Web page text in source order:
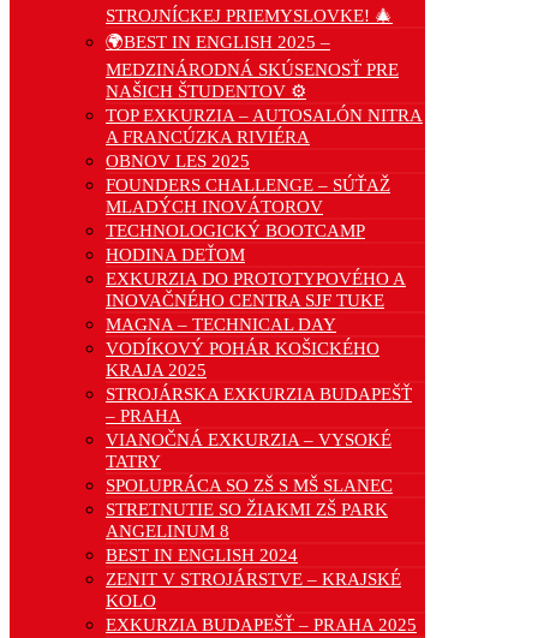
STROJNÍCKEJ PRIEMYSLOVKE! 🎄
🌍BEST IN ENGLISH 2025 –
MEDZINÁRODNÁ SKÚSENOSŤ PRE
NAŠICH ŠTUDENTOV ⚙️
TOP EXKURZIA – AUTOSALÓN NITRA
A FRANCÚZKA RIVIÉRA
OBNOV LES 2025
FOUNDERS CHALLENGE – SÚŤAŽ
MLADÝCH INOVÁTOROV
TECHNOLOGICKÝ BOOTCAMP
HODINA DEŤOM
EXKURZIA DO PROTOTYPOVÉHO A
INOVAČNÉHO CENTRA SJF TUKE
MAGNA – TECHNICAL DAY
VODÍKOVÝ POHÁR KOŠICKÉHO
KRAJA 2025
STROJÁRSKA EXKURZIA BUDAPEŠŤ
– PRAHA
VIANOČNÁ EXKURZIA – VYSOKÉ
TATRY
SPOLUPRÁCA SO ZŠ S MŠ SLANEC
STRETNUTIE SO ŽIAKMI ZŠ PARK
ANGELINUM 8
BEST IN ENGLISH 2024
ZENIT V STROJÁRSTVE – KRAJSKÉ
KOLO
EXKURZIA BUDAPEŠŤ – PRAHA 2025